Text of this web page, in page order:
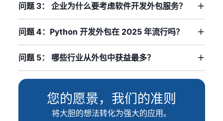
问题 3： 企业为什么要考虑软件开发外包服务？
问题 4：Python 开发外包在 2025 年流行吗？
问题 5： 哪些行业从外包中获益最多？
您的愿景，我们的准则
将大胆的想法转化为强大的应用。